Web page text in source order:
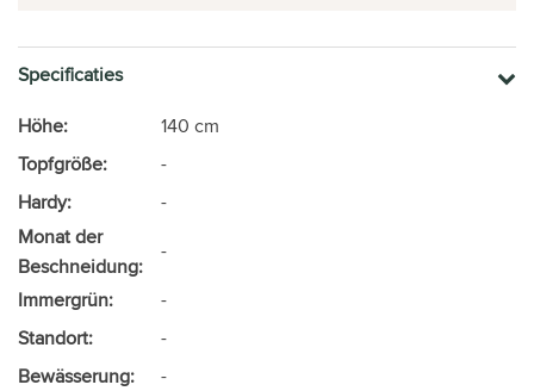
Specificaties
Höhe:
140 cm
Topfgröße:
-
Hardy:
-
Monat der
Beschneidung:
-
Immergrün:
-
Standort:
-
Bewässerung:
-